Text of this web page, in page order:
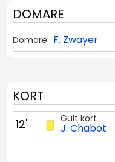
DOMARE
Domare: F. Zwayer
KORT
Gult kort
J. Chabot
12'